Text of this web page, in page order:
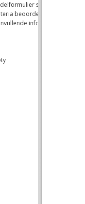
screeningsnota
beoordeling screening
informatie